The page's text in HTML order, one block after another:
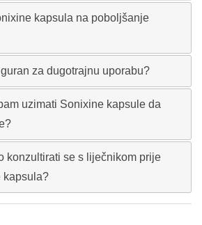
kapsula na poboljšanje
za dugotrajnu uporabu?
uzimati Sonixine kapsule da
konzultirati se s liječnikom prije
kapsula?